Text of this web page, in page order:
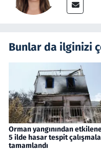
Bunlar da ilginizi
Orman yangınından
5 ilde hasar tespit
tamamlandı